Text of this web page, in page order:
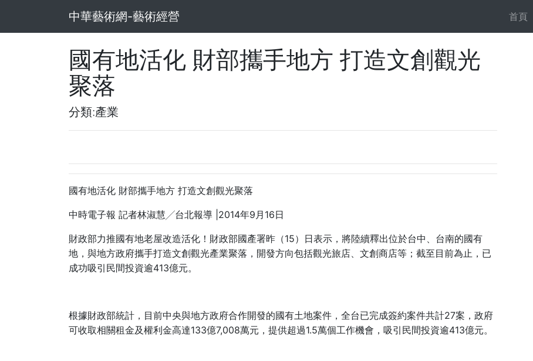
中華藝術網-藝術經營 首頁
國有地活化 財部攜手地方 打造文創觀光
聚落
分類:產業
國有地活化 財部攜手地方 打造文創觀光聚落
中時電子報 記者林淑慧╱台北報導 |2014年9 月 16 日
財政部力推國有地老屋改造活化！財政部國產署昨（15）日表示，將陸續釋出位於台中、台南的國有
地，與地方政府攜手打造文創觀光產業聚落，開發方向包括觀光旅店、文創商店等；截至目前為止，已
成功吸引民間投資逾413億元。
根據財政部統計，目前中央與地方政府合作開發的國有土地案件，全台已完成簽約案件共計27案，政府
可收取相關租金及權利金高達133億7,008萬元，提供超過1.5萬個工作機會，吸引民間投資逾413億元。